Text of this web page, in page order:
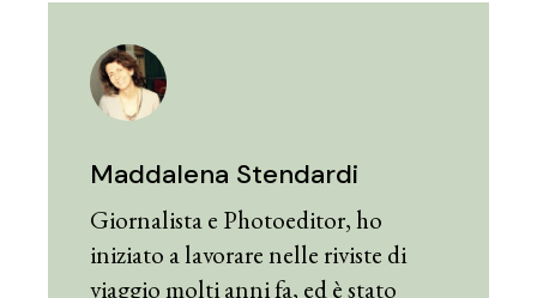
Maddalena Stendardi
Giornalista e Photoeditor, ho
iniziato a lavorare nelle riviste di
viaggio molti anni fa, ed è stato